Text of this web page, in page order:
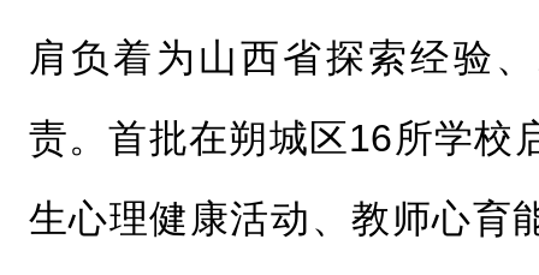
肩负着为山西省探索经验
责。首批在朔城区16所学校
生心理健康活动、教师心育